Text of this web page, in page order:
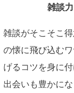
雑談
雑談がそこそこ
の懐に飛び込む
げるコツを身に
出会いも豊かに